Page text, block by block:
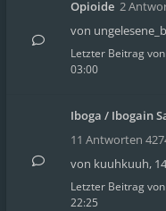
Opioide 2
von
Letzter Beitrag von
03:00
Iboga / Ibogain
11 Antworten
von kuuhkuuh,
Letzter Beitrag von
22:25